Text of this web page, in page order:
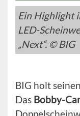
Ein Highlight
LED-
„Next“. © BIG
BIG holt
Das Bobby-